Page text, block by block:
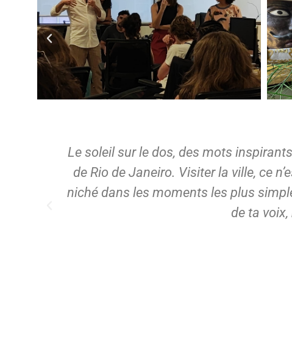
Le soleil sur le dos, des mots
de Rio de Janeiro. Visiter la ville, ce
niché dans les moments les plus
de ta